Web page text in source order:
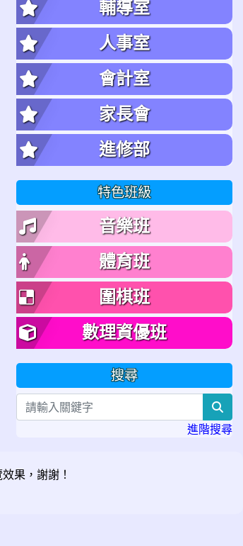
輔導室
人事室
會計室
家長會
進修部
特色班級
音樂班
體育班
圍棋班
數理資優班
搜尋
進階搜尋
果，謝謝！